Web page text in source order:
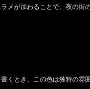
メが加わることで、夜の街
くとき、この色は独特の雰